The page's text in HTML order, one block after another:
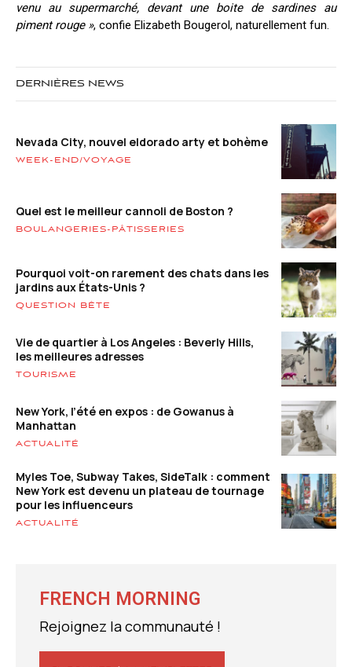
venu au supermarché, devant une boite de sardines au
piment rouge », confie Elizabeth Bougerol, naturellement fun.
DERNIÈRES NEWS
Nevada City, nouvel eldorado arty et bohème
WEEK-END/VOYAGE
Quel est le meilleur cannoli de Boston ?
BOULANGERIES-PÂTISSERIES
Pourquoi voit-on rarement des chats dans les
jardins aux États-Unis ?
QUESTION BÊTE
Vie de quartier à Los Angeles : Beverly Hills,
les meilleures adresses
TOURISME
New York, l’été en expos : de Gowanus à
Manhattan
ACTUALITÉ
Myles Toe, Subway Takes, SideTalk : comment
New York est devenu un plateau de tournage
pour les influenceurs
ACTUALITÉ
FRENCH MORNING
Rejoignez la communauté !